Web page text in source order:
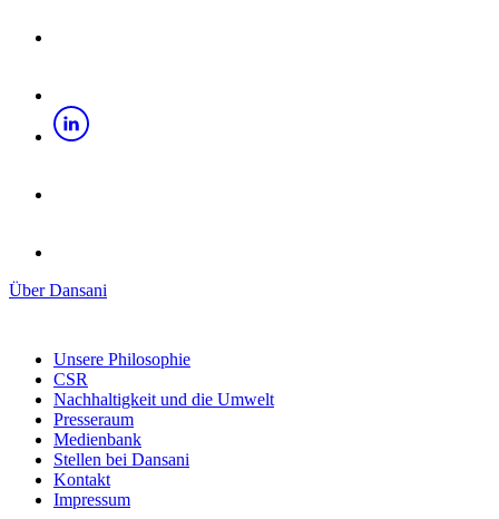
Über Dansani
Unsere Philosophie
CSR
Nachhaltigkeit und die Umwelt
Presseraum
Medienbank
Stellen bei Dansani
Kontakt
Impressum